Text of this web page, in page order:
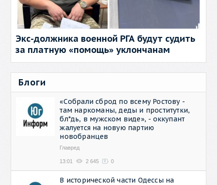
Экс-должника военной РГА будут судить
за платную «помощь» уклончанам
Блоги
«Собрали сброд по всему Ростову -
там наркоманы, деды и проститутки,
бл*дь, в мужском виде», - оккупант
жалуется на новую партию
новобранцев
Главред
13:01 2 645 0
В исторической части Одессы на